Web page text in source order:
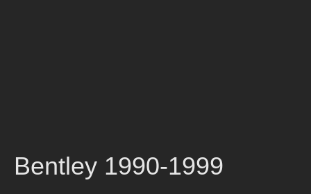
Bentley 1990-1999